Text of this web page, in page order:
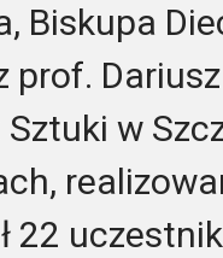
Biskupa
prof.
w
22